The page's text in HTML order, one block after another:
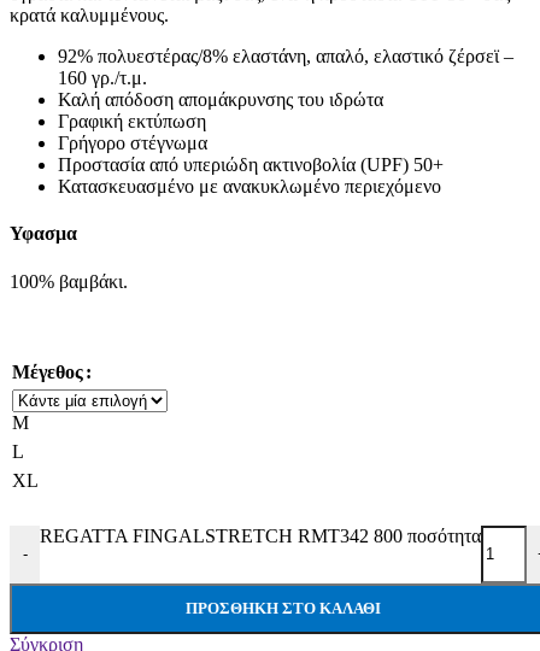
κρατά καλυμμένους.
92% πολυεστέρας/8% ελαστάνη, απαλό, ελαστικό ζέρσεϊ –
160 γρ./τ.μ.
Καλή απόδοση απομάκρυνσης του ιδρώτα
Γραφική εκτύπωση
Γρήγορο στέγνωμα
Προστασία από υπεριώδη ακτινοβολία (UPF) 50+
Κατασκευασμένο με ανακυκλωμένο περιεχόμενο
Υφασμα
100% βαμβάκι.
Μέγεθος
M
L
XL
-
REGATTA FINGALSTRETCH RMT342 800 ποσότητα
ΠΡΟΣΘΉΚΗ ΣΤΟ ΚΑΛΆΘΙ
Σύγκριση